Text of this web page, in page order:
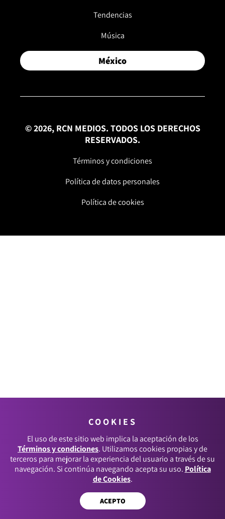
Tendencias
Música
México
© 2026, RCN MEDIOS. TODOS LOS DERECHOS
RESERVADOS.
Términos y condiciones
Política de datos personales
Política de cookies
COOKIES
El uso de este sitio web implica la aceptación de los
Términos y condiciones. Utilizamos cookies propias y de
terceros para mejorar la experiencia del usuario a través de su
navegación. Si continúa navegando acepta su uso. Política
de Cookies.
ACEPTO